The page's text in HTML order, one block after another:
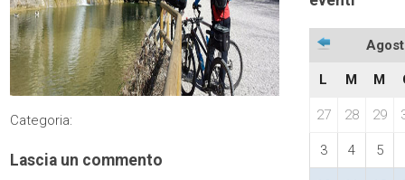
Categoria:
Lascia un commento
L M M
27 28 29
3 4 5